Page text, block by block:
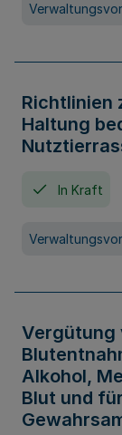
Richtlinien
Haltung
In Kraft
Vergütung
Alkohol,
Blut und